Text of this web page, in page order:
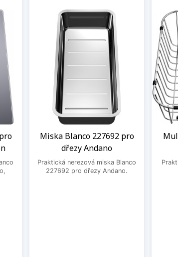
Miska Blanco 227692 pro
dřezy Andano
Praktická nerezová miska Blanco
227692 pro dřezy Andano.